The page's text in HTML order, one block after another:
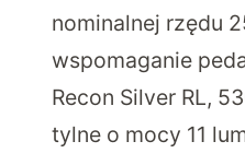
nominalnej rzędu
wspomaganie
Recon Silver RL,
tylne o mocy 11